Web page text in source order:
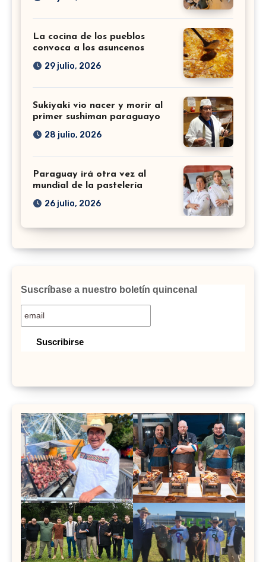
La cocina de los pueblos
convoca a los asuncenos
29 julio, 2026
Sukiyaki vio nacer y morir al
primer sushiman paraguayo
28 julio, 2026
Paraguay irá otra vez al
mundial de la pastelería
26 julio, 2026
Suscríbase a nuestro boletín quincenal